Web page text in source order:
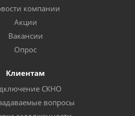
компании
Акции
Вакансии
Опрос
Клиентам
СКНО
вопросы